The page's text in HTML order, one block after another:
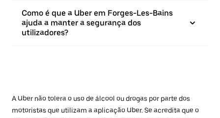
Como é que a Uber em Forges-Les-Bains
ajuda a manter a segurança dos
utilizadores?
A Uber não tolera o uso de álcool ou drogas por parte dos
motoristas que utilizam a aplicação Uber. Se acredita que o